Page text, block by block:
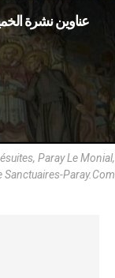
Paray Le Monial,
Sanctuaires-Paray.Com